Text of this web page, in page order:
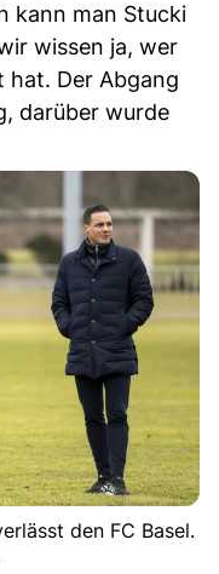
kann man Stucki
wissen ja, wer
hat. Der Abgang
darüber wurde
den FC Basel.